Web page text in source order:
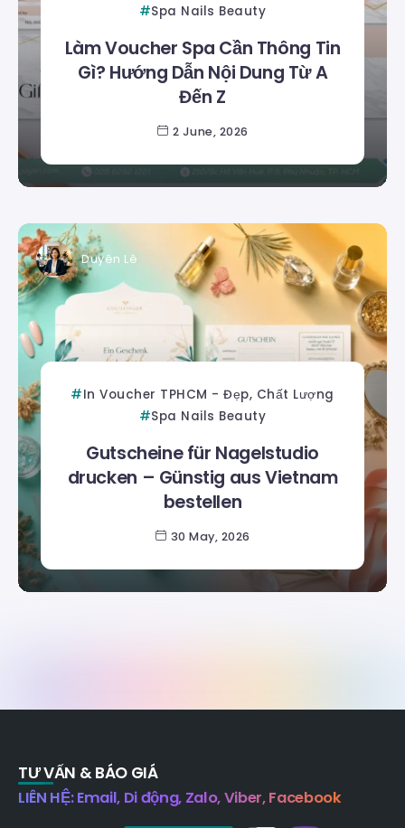
Spa Nails Beauty
Làm Voucher Spa Cần Thông Tin
Gì? Hướng Dẫn Nội Dung Từ A
Đến Z
2 June, 2026
Duyên Lê
In Voucher TPHCM - Đẹp, Chất Lượng
Spa Nails Beauty
Gutscheine für Nagelstudio
drucken – Günstig aus Vietnam
bestellen
30 May, 2026
TƯ VẤN & BÁO GIÁ
LIÊN HỆ: Email, Di động, Zalo, Viber, Facebook